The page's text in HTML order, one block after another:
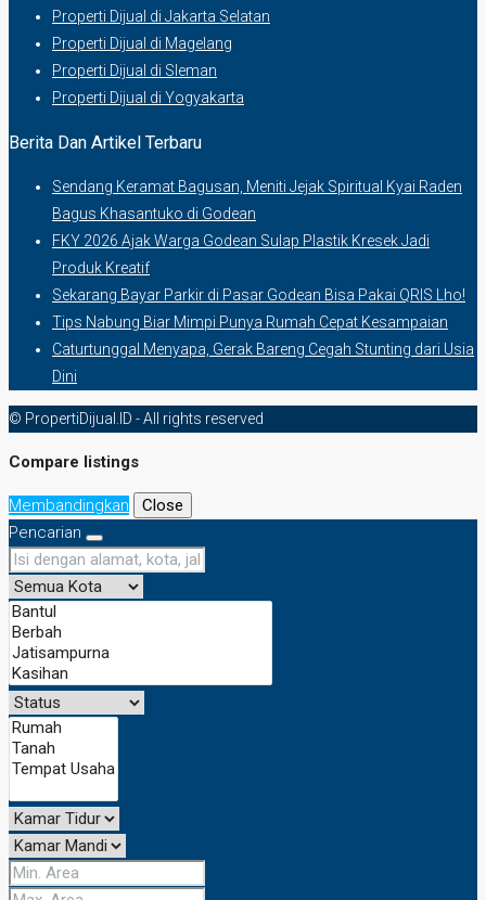
Properti Dijual di Jakarta Selatan
Properti Dijual di Magelang
Properti Dijual di Sleman
Properti Dijual di Yogyakarta
Berita Dan Artikel Terbaru
Sendang Keramat Bagusan, Meniti Jejak Spiritual Kyai Raden
Bagus Khasantuko di Godean
FKY 2026 Ajak Warga Godean Sulap Plastik Kresek Jadi
Produk Kreatif
Sekarang Bayar Parkir di Pasar Godean Bisa Pakai QRIS Lho!
Tips Nabung Biar Mimpi Punya Rumah Cepat Kesampaian
Caturtunggal Menyapa, Gerak Bareng Cegah Stunting dari Usia
Dini
© PropertiDijual.ID - All rights reserved
Compare listings
Membandingkan
Close
Pencarian